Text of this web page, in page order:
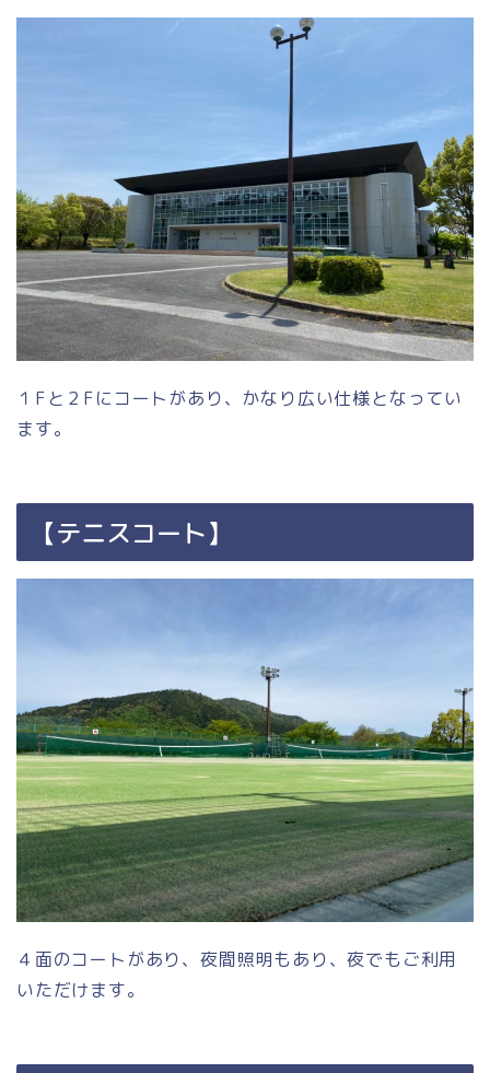
１Fと２Fにコートがあり、かなり広い仕様となってい
ます。
【テニスコート】
４面のコートがあり、夜間照明もあり、夜でもご利用
いただけます。